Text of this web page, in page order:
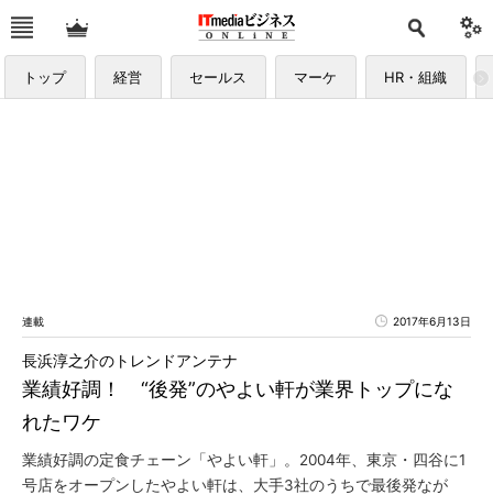
トップ 経営 セールス マーケ HR・組織
連載 2017年6月13日
業績好調！ “後発”のやよい軒が業界トップにな
れたワケ
長浜淳之介のトレンドアンテナ
業績好調の定食チェーン「やよい軒」。2004年、東京・四谷に1
号店をオープンしたやよい軒は、大手3社のうちで最後発なが